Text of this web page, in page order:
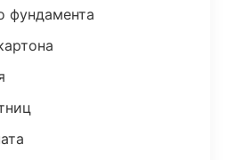
фундамента